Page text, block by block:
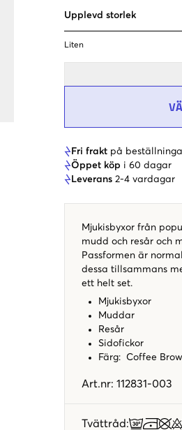
Upplevd storlek
Liten
Fri frakt på
Öppet köp i 60 dagar
Leverans 2-4 vardagar
Mjukisbyxor från
mudd och resår och
Passformen är
dessa tillsammans
ett helt set.
Mjukisbyxor
Muddar
Resår
Sidofickor
Färg: Coffee
Art.nr: 112831-003
Tvättråd: